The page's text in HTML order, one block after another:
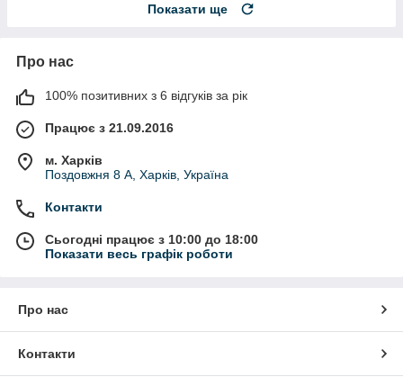
Показати ще
Про нас
100% позитивних з 6 відгуків за рік
Працює з 21.09.2016
м. Харків
Поздовжня 8 А, Харків, Україна
Контакти
Сьогодні працює з 10:00 до 18:00
Показати весь графік роботи
Про нас
Контакти